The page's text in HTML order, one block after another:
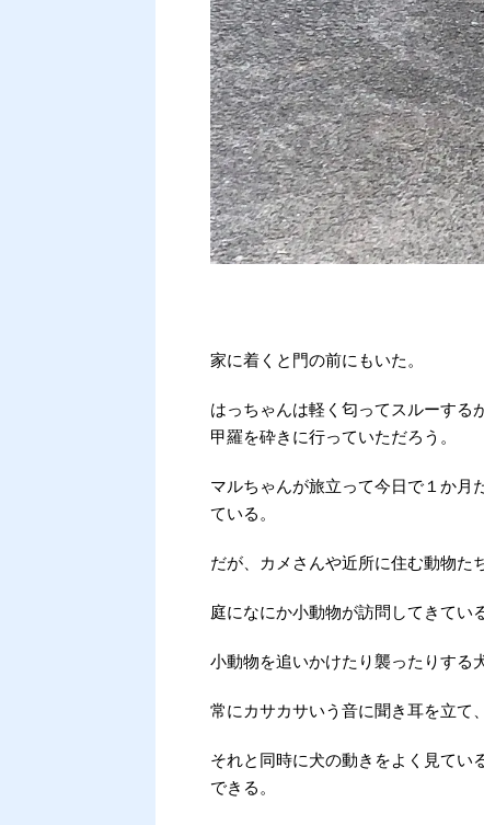
家に着くと門の前にもいた。
はっちゃんは軽く匂ってスルーする
甲羅を砕きに行っていただろう。
マルちゃんが旅立って今日で１か月
ている。
だが、カメさんや近所に住む動物た
庭になにか小動物が訪問してきている
小動物を追いかけたり襲ったりする
常にカサカサいう音に聞き耳を立て
それと同時に犬の動きをよく見てい
できる。